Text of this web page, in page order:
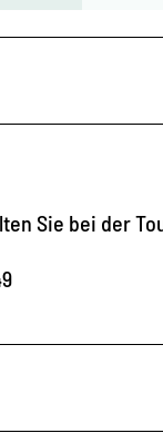
Sie bei der